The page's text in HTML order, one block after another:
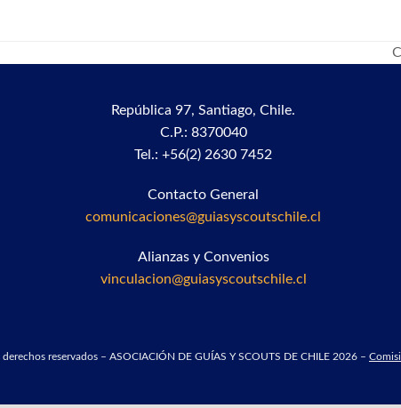
República 97,Santiago, Chile.
C.P.: 8370040
Tel.: +56(2) 2630 7452
Contacto General
comunicaciones@guiasyscoutschile.cl
Alianzas y Convenios
vinculacion@guiasyscoutschile.cl
derechos reservados – ASOCIACIÓN DE GUÍAS Y SCOUTS DE CHILE 2026 –